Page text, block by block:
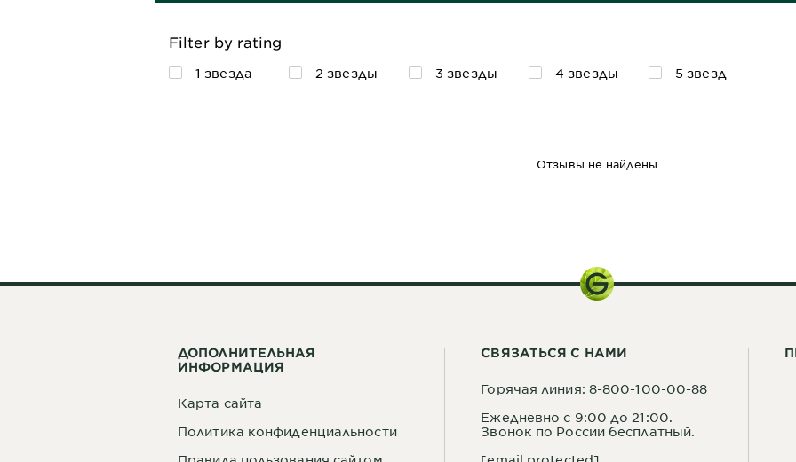
Filter by rating
1 звезда 2 звезды 3 звезды 4 звезды 5 звезд
Отзывы не найдены
ДОПОЛНИТЕЛЬНАЯ
ИНФОРМАЦИЯ
Карта сайта
Политика конфиденциальности
СВЯЗАТЬСЯ С НАМИ
Горячая линия: 8-800-100-00-88
Ежедневно с 9:00 до 21:00.
Звонок по России бесплатный.